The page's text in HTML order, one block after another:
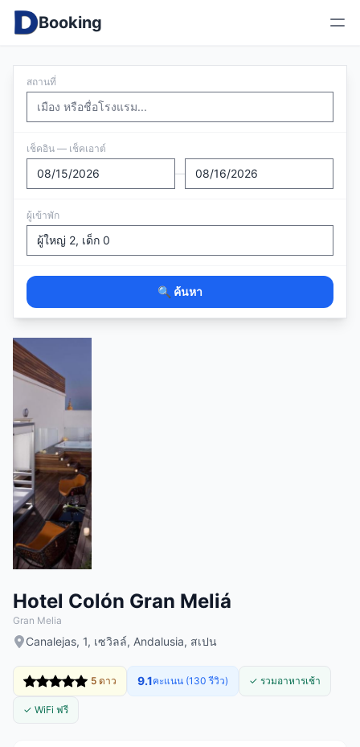
Booking
สถานที่
เช็คอิน — เช็คเอาต์
—
ผู้เข้าพัก
🔍 ค้นหา
Hotel Colón Gran Meliá
Gran Melia
Canalejas, 1, เซวิลล์, Andalusia, สเปน
5 ดาว 9.1คะแนน (130 รีวิว) ✓ รวมอาหารเช้า
✓ WiFi ฟรี